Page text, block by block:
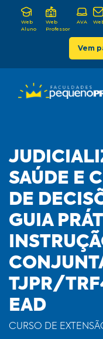
Web
Aluno
Web
Professor
AVA
Vem
SAÚDE E
DE
GUIA
TJPR/
EAD
CURSO DE